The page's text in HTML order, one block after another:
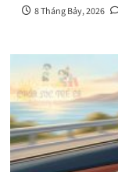
8 Tháng Bảy, 2026